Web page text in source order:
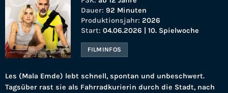
Dauer: 92 Minuten
Produktionsjahr: 2026
Start: 04.06.2026 | 10. Spielwoche
FILMINFOS
Les (Mala Emde) lebt schnell, spontan und unbeschwert.
Tagsüber rast sie als Fahrradkurierin durch die Stadt, nach